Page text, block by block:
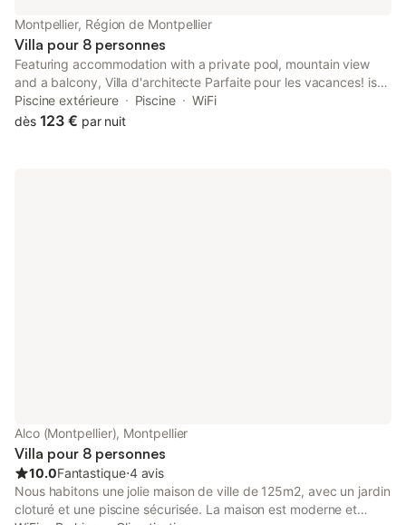
Montpellier, Région de Montpellier
Villa pour 8 personnes
Featuring accommodation with a private pool, mountain view
and a balcony, Villa d'architecte Parfaite pour les vacances! is
located in Montpellier. This beachfront property offers access to
a terrace, free private parking and free WiFi.
Piscine extérieure Piscine
WiFi
dès 123 € par nuit
Alco (Montpellier), Montpellier
Villa pour 8 personnes
10.0Fantastique⋅4 avis
Nous habitons une jolie maison de ville de 125m2, avec un jardin
cloturé et une piscine sécurisée. La maison est moderne et